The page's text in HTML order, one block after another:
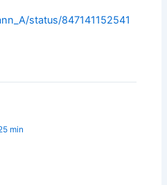
status/847141152541
min